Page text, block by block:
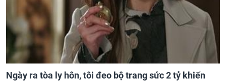
Ngày ra tòa ly hôn, tôi đeo bộ trang sức 2 tỷ khiến